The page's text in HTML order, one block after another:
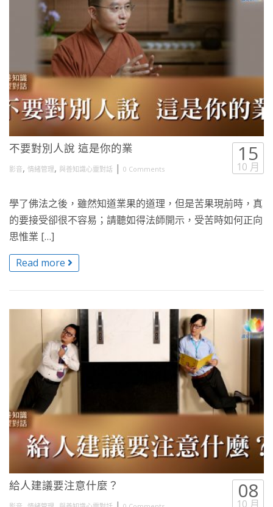
不要對別人說 這是你的業
影音, 情緒管理, 與善知識心靈對話 | 0 Comments
15
10 月
學了佛法之後，雖然知道業果的道理，但是苦果現前時，真
的要接受卻很不容易；請聽如得法師開示，受苦時如何正向
思惟業 […]
Read more
給人建議要注意什麼？ 08
10 月